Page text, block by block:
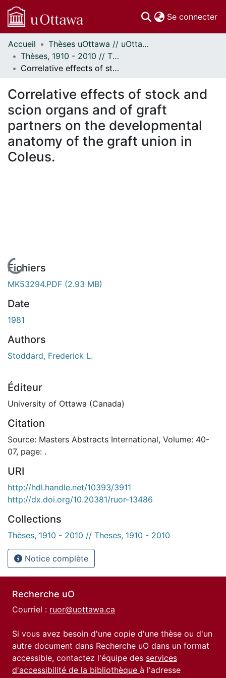
Se connecter
Communautés
et collections
Parcourir
À propos
Accueil
Thèses uOttawa // uOttawa Theses
Thèses, 1910 - 2010 // Theses, 1910 - 2010
Correlative effects of stock and scion organs and of graft partners on the developmental anatomy of the graft union in Coleus.
Correlative effects of stock and
scion organs and of graft
partners on the developmental
anatomy of the graft union in
Coleus.
En cours de chargement...
Fichiers
MK53294.PDF (2.93 MB)
Date
1981
Authors
Stoddard, Frederick L.
Éditeur
University of Ottawa (Canada)
Citation
Source: Masters Abstracts International, Volume: 40-
07, page: .
URI
http://hdl.handle.net/10393/3911
http://dx.doi.org/10.20381/ruor-13486
Collections
Thèses, 1910 - 2010 // Theses, 1910 - 2010
Notice complète
Recherche uO
Courriel : ruor@uottawa.ca
Si vous avez besoin d'une copie d'une thèse ou d'un
autre document dans Recherche uO dans un format
accessible, contactez l'équipe des services
d'accessibilité de la bibliothèque à l'adresse